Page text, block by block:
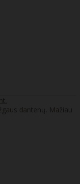
dantenų. Mažiau